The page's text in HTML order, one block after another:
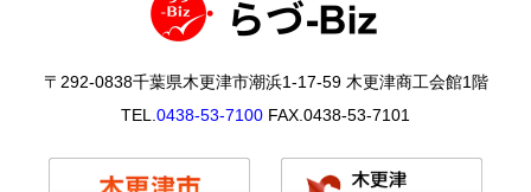
〒292-0838千葉県木更津市潮浜1-17-59 木更津商工会館1階
TEL. 0438-53-7100 FAX.0438-53-7101